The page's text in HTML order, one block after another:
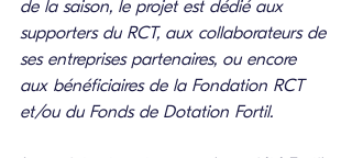
de la saison, le projet est dédié aux
supporters du RCT, aux collaborateurs de
ses entreprises partenaires, ou encore
aux bénéficiaires de la Fondation RCT
et/ou du Fonds de Dotation Fortil.